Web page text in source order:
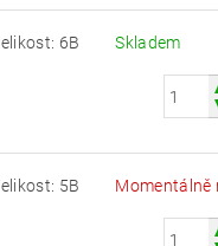
6B Skladem
5B Momentálně